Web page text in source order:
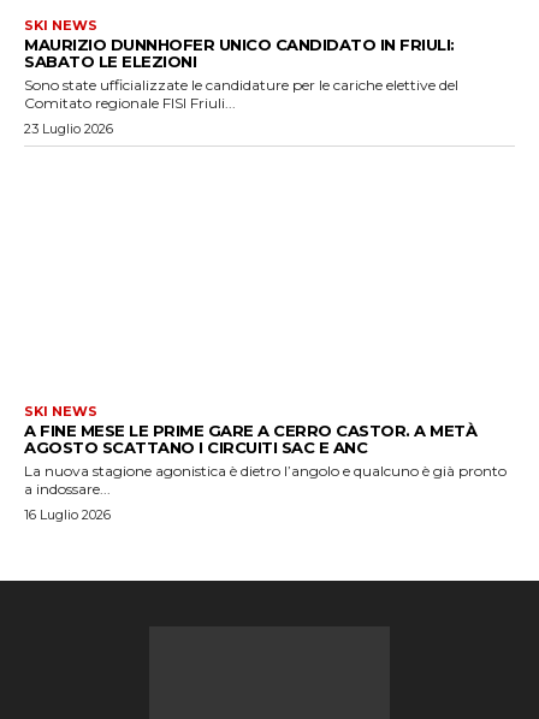
SKI NEWS
MAURIZIO DUNNHOFER UNICO CANDIDATO IN FRIULI:
SABATO LE ELEZIONI
Sono state ufficializzate le candidature per le cariche elettive del
Comitato regionale FISI Friuli...
23 Luglio 2026
SKI NEWS
A FINE MESE LE PRIME GARE A CERRO CASTOR. A METÀ
AGOSTO SCATTANO I CIRCUITI SAC E ANC
La nuova stagione agonistica è dietro l’angolo e qualcuno è già pronto
a indossare...
16 Luglio 2026